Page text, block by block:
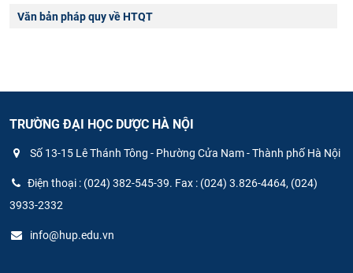
Văn bản pháp quy về HTQT
TRƯỜNG ĐẠI HỌC DƯỢC HÀ NỘI
Số 13-15 Lê Thánh Tông - Phường Cửa Nam - Thành phố Hà Nội
Điện thoại : (024) 382-545-39. Fax : (024) 3.826-4464, (024)
3933-2332
info@hup.edu.vn